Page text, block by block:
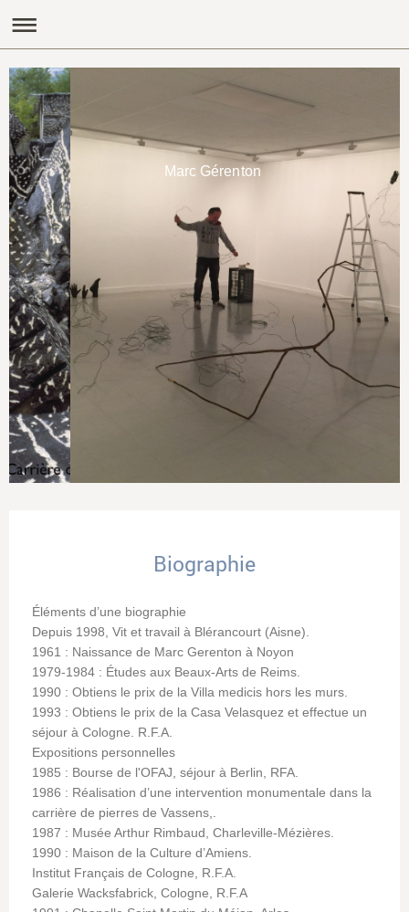
Marc Gérenton
Biographie
Éléments d’une biographie
Depuis 1998, Vit et travail à Blérancourt (Aisne).
1961 : Naissance de Marc Gerenton à Noyon
1979-1984 : Études aux Beaux-Arts de Reims.
1990 : Obtiens le prix de la Villa medicis hors les murs.
1993 : Obtiens le prix de la Casa Velasquez et effectue un
séjour à Cologne. R.F.A.
Expositions personnelles
1985 : Bourse de l'OFAJ, séjour à Berlin, RFA.
1986 : Réalisation d’une intervention monumentale dans la
carrière de pierres de Vassens,.
1987 : Musée Arthur Rimbaud, Charleville-Mézières.
1990 : Maison de la Culture d’Amiens.
Institut Français de Cologne, R.F.A.
Galerie Wacksfabrick, Cologne, R.F.A